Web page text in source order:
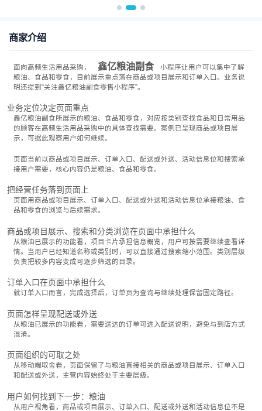
商家介绍
面向高频生活用品采购， 鑫亿粮油副食
小程序让用户可以集中了解
粮油、食品和零食，目前展示重点落在商品或项目展示和订单入口。业务说
明还提到“关注鑫亿粮油副食零售小程序”。
业务定位决定页面重点
鑫亿粮油副食所展示的粮油、食品和零食，对应按类别查找食品和日常用品
的顾客在高频生活用品采购中的具体查找需要。案例已呈现商品或项目展
示，可据此观察用户如何继续。
页面当前以商品或项目展示、订单入口、配送或外送、活动信息位和搜索承
接用户需要，核心内容仍是粮油、食品和零食。
把经营任务落到页面上
页面用商品或项目展示、订单入口、配送或外送和活动信息位承接粮油、食
品和零食的浏览与后续需求。
商品或项目展示、搜索和分类浏览在页面中承担什么
从粮油已展示的功能看，项目卡片承担信息概览，用户可按需要继续查看详
情。当用户已经知道名称或类别时，可以直接通过搜索缩小范围。类别层级
负责把较多内容变成可逐步筛选的目录。
订单入口在页面中承担什么
就订单入口而言，完成选择后，订单页为查询与继续处理保留固定路径。
页面怎样呈现配送或外送
从粮油已展示的功能看，需要送达的订单可进入配送说明，避免与到店方式
混淆。
页面组织的可取之处
从移动端取舍看，页面保留了与粮油直接相关的商品或项目展示、订单入口
和配送或外送，主营内容始终处于主要层级。
用户如何找到下一步：粮油
从用户视角看，商品或项目展示、订单入口、配送或外送和活动信息位不是